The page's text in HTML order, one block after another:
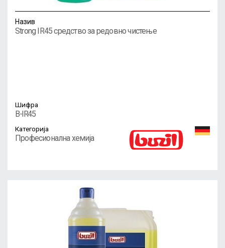
Назив
Strong IR45 средство за редовно чистење
Шифра
B-IR45
Категорија
Професионална хемија